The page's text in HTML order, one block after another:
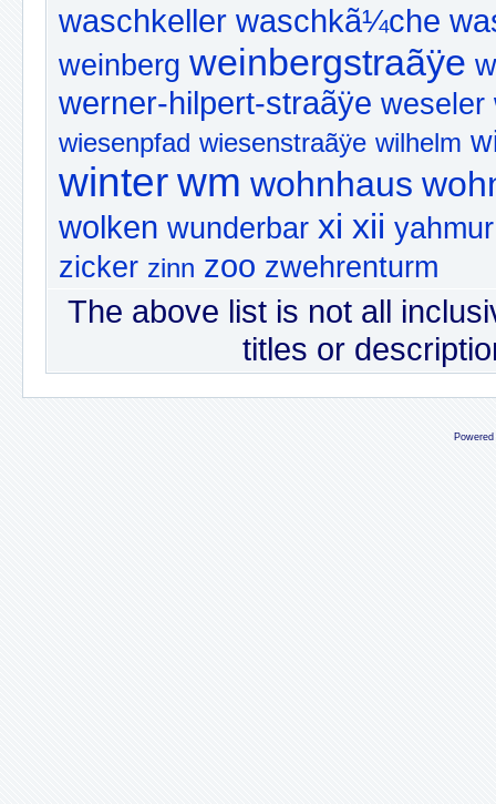
waschkeller waschkã¼che
weinberg weinbergstraãÿe
werner-hilpert-straãÿe weseler
wiesenpfad wiesenstraãÿe wilhelm
winterwm wohnhaus
wolken wunderbar xi xii yahmur
zicker zinn zoo zwehrenturm
The above list is not all
titles or